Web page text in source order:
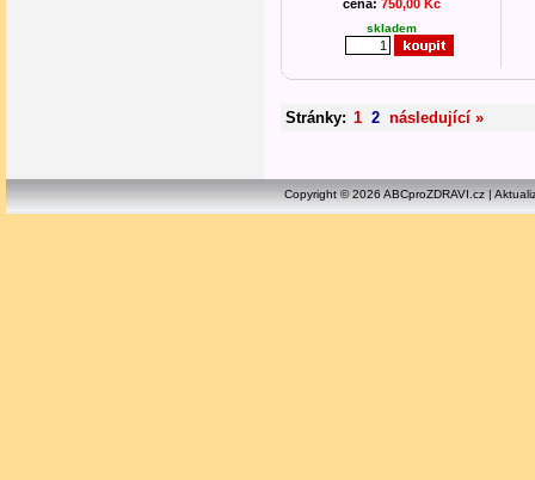
cena: 750,00 Kč
skladem
Stránky: 1 2 následující »
Copyright © 2026 ABCproZDRAVI.cz |